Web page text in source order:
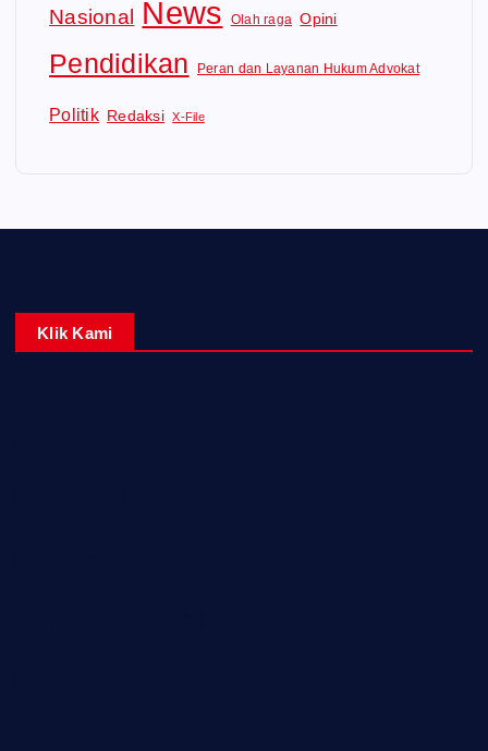
Nasional News Olah raga Opini
Pendidikan Peran dan Layanan Hukum Advokat
Politik Redaksi X-File
Klik Kami